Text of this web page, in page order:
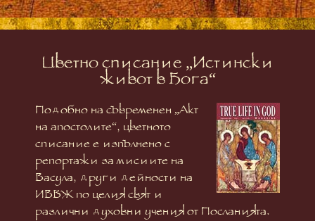
Цветно списание „Истински
живот в Бога“
Подобно на съвременен „Акт
на апостолите“, цветното
списание е изпълнено с
репортажи за мисиите на
Васула, други дейности на
ИВБЖ по целия свят и
различни духовни учения от Посланията.